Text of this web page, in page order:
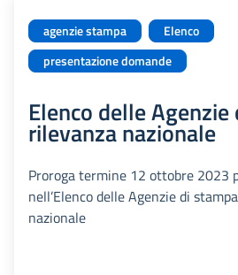
agenzie stampa
Elenco
presentazione domande
Elenco delle
rilevanza nazionale
Proroga termine 12 ottobre 2023
nell’Elenco delle Agenzie di
nazionale